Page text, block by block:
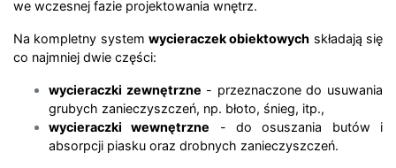
we wczesnej fazie projektowania wnętrz.
Na kompletny system wycieraczek obiektowych składają się
co najmniej dwie części:
wycieraczki zewnętrzne - przeznaczone do usuwania
grubych zanieczyszczeń, np. błoto, śnieg, itp.,
wycieraczki wewnętrzne - do osuszania butów i
absorpcji piasku oraz drobnych zanieczyszczeń.